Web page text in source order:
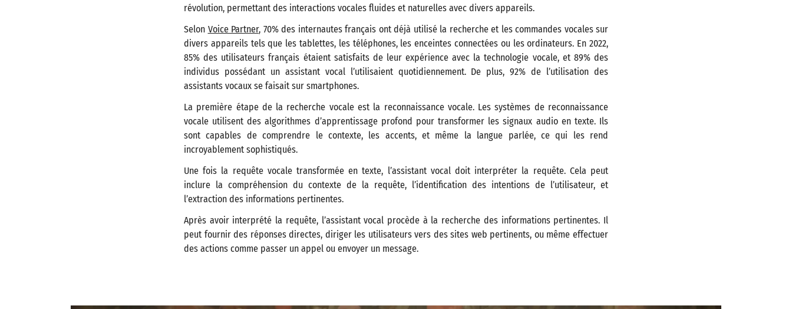
révolution, permettant des interactions vocales fluides et naturelles avec divers appareils.
Selon Voice Partner, 70% des internautes français ont déjà utilisé la recherche et les commandes vocales sur
divers appareils tels que les tablettes, les téléphones, les enceintes connectées ou les ordinateurs​. En 2022,
85% des utilisateurs français étaient satisfaits de leur expérience avec la technologie vocale, et 89% des
individus possédant un assistant vocal l’utilisaient quotidiennement. De plus, 92% de l’utilisation des
assistants vocaux se faisait sur smartphones​​.
La première étape de la recherche vocale est la reconnaissance vocale. Les systèmes de reconnaissance
vocale utilisent des algorithmes d’apprentissage profond pour transformer les signaux audio en texte. Ils
sont capables de comprendre le contexte, les accents, et même la langue parlée, ce qui les rend
incroyablement sophistiqués.
Une fois la requête vocale transformée en texte, l’assistant vocal doit interpréter la requête. Cela peut
inclure la compréhension du contexte de la requête, l’identification des intentions de l’utilisateur, et
l’extraction des informations pertinentes.
Après avoir interprété la requête, l’assistant vocal procède à la recherche des informations pertinentes. Il
peut fournir des réponses directes, diriger les utilisateurs vers des sites web pertinents, ou même effectuer
des actions comme passer un appel ou envoyer un message.